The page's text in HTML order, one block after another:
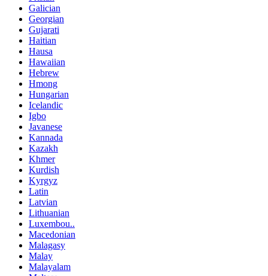
Galician
Georgian
Gujarati
Haitian
Hausa
Hawaiian
Hebrew
Hmong
Hungarian
Icelandic
Igbo
Javanese
Kannada
Kazakh
Khmer
Kurdish
Kyrgyz
Latin
Latvian
Lithuanian
Luxembou..
Macedonian
Malagasy
Malay
Malayalam